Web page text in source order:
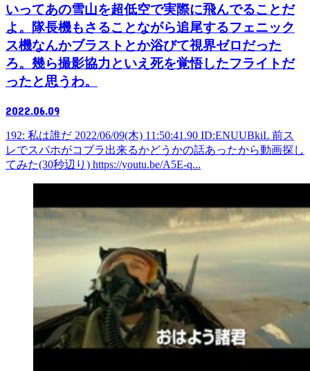
いってあの雪山を超低空で実際に飛んでることだ
よ。隊長機もさることながら追尾するフェニック
ス機なんかブラストとか浴びて視界ゼロだった
ろ。幾ら撮影協力といえ死を覚悟したフライトだ
ったと思うわ。
2022.06.09
192: 私は誰だ 2022/06/09(木) 11:50:41.90 ID:ENUUBkiL 前ス
レでスパホがコブラ出来るかどうかの話あったから動画探し
てみた(30秒辺り) https://youtu.be/A5E-q...